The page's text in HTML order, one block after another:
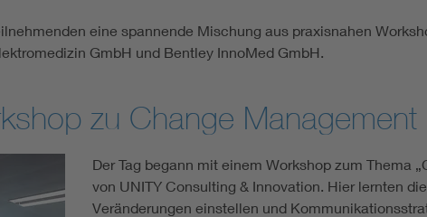
eine spannende Mischung aus praxisnahen
GmbH und Bentley InnoMed GmbH.
zu Change
Der Tag begann mit einem Workshop zum Thema
von UNITY Consulting & Innovation. Hier lernten
Veränderungen einstellen und